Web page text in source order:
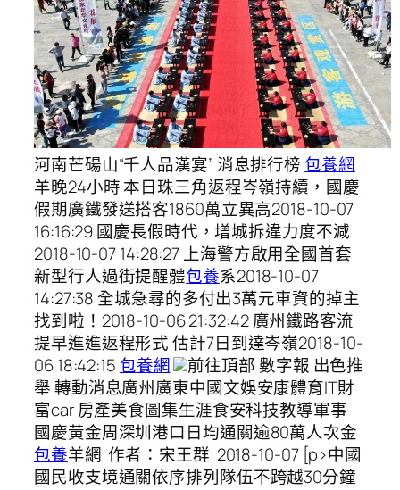
河南芒碭山“千人品漢宴” 消息排行榜包養網
羊晚24小時 本日珠三角返程岑嶺持續，國慶
假期廣鐵發送搭客1860萬立異高2018-10-07
16:16:29 國慶長假時代，增城拆違力度不減
2018-10-07 14:28:27 上海警方啟用全國首套
新型行人過街提醒體包養系2018-10-07
14:27:38 全城急尋的多付出3萬元車資的掉主
找到啦！2018-10-06 21:32:42 廣州鐵路客流
提早進進返程形式 估計7日到達岑嶺2018-10-
06 18:42:15包養網
前往頂部 數字報 出色推
舉 轉動消息廣州廣東中國文娛安康體育IT財
富car 房產美食圖集生涯食安科技教導軍事
國慶黃金周深圳港口日均通關逾80萬人次金
包養羊網 作者：宋王群 2018-10-07 [p>中國
國民收支境通關依序排列隊伍不跨越30分鐘